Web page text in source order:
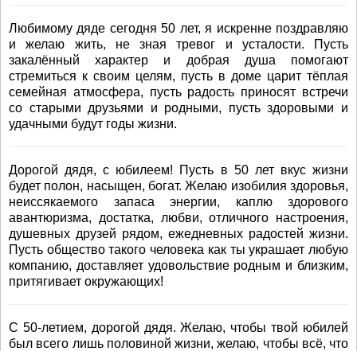
Любимому дяде сегодня 50 лет, я искренне поздравляю
и желаю жить, не зная тревог и усталости. Пусть
закалённый характер и добрая душа помогают
стремиться к своим целям, пусть в доме царит тёплая
семейная атмосфера, пусть радость приносят встречи
со старыми друзьями и родными, пусть здоровыми и
удачными будут годы жизни.
Дорогой дядя, с юбилеем! Пусть в 50 лет вкус жизни
будет полон, насыщен, богат. Желаю изобилия здоровья,
неиссякаемого запаса энергии, каплю здорового
авантюризма, достатка, любви, отличного настроения,
душевных друзей рядом, ежедневных радостей жизни.
Пусть общество такого человека как ты украшает любую
компанию, доставляет удовольствие родным и близким,
притягивает окружающих!
С 50-летием, дорогой дядя. Желаю, чтобы твой юбилей
был всего лишь половиной жизни, желаю, чтобы всё, что